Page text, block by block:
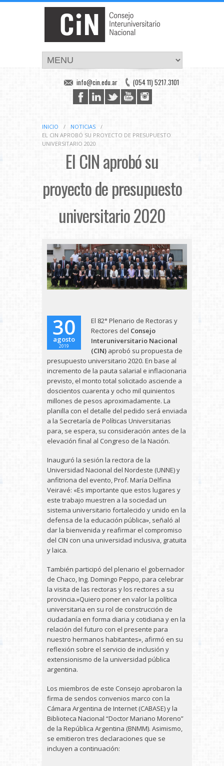
(054 11) 5217.3101
info@cin.edu.ar
INICIO / NOTICIAS
/
EL CIN APROBÓ SU PROYECTO DE PRESUPUESTO
UNIVERSITARIO 2020
El CIN aprobó su
proyecto de presupuesto
universitario 2020
30
agosto
2019
El 82° Plenario de Rectoras y
Rectores del Consejo
Interuniversitario Nacional
(CIN) aprobó su propuesta de
presupuesto universitario 2020. En base al
incremento de la pauta salarial e inflacionaria
previsto, el monto total solicitado asciende a
doscientos cuarenta y ocho mil quinientos
millones de pesos aproximadamente. La
planilla con el detalle del pedido será enviada
a la Secretaría de Políticas Universitarias
para, se espera, su consideración antes de la
elevación final al Congreso de la Nación.
Inauguró la sesión la rectora de la
Universidad Nacional del Nordeste (UNNE) y
anfitriona del evento, Prof. María Delfina
Veiravé: «Es importante que estos lugares y
este trabajo muestren a la sociedad un
sistema universitario fortalecido y unido en la
defensa de la educación pública», señaló al
dar la bienvenida y reafirmar el compromiso
del CIN con una universidad inclusiva, gratuita
y laica.
También participó del plenario el gobernador
de Chaco, Ing. Domingo Peppo, para celebrar
la visita de las rectoras y los rectores a su
provincia.»Quiero poner en valor la política
universitaria en su rol de construcción de
ciudadanía en forma diaria y cotidiana y en la
relación del futuro con el presente para
nuestro hermanos habitantes», afirmó en su
reflexión sobre el servicio de inclusión y
extensionismo de la universidad pública
argentina.
Los miembros de este Consejo aprobaron la
firma de sendos convenios marco con la
Cámara Argentina de Internet (CABASE) y la
Biblioteca Nacional “Doctor Mariano Moreno”
de la República Argentina (BNMM). Asimismo,
se emitieron tres declaraciones que se
incluyen a continuación: